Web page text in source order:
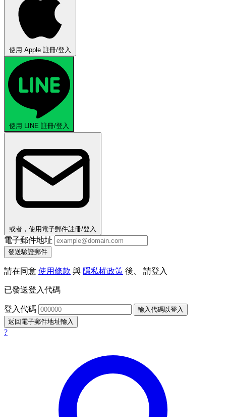
使用 Apple 註冊/登入
使用 LINE 註冊/登入
或者，使用電子郵件註冊/登入
電子郵件地址
發送驗證郵件
請在同意 使用條款 與 隱私權政策 後、 請登入
已發送登入代碼
登入代碼
輸入代碼以登入
返回電子郵件地址輸入
?